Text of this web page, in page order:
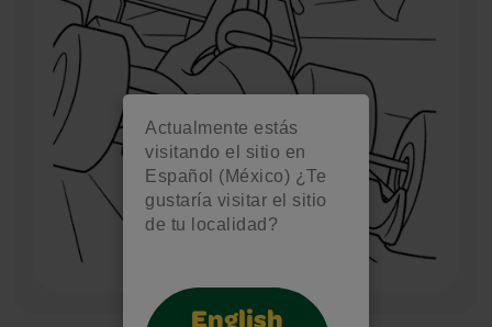
Actualmente estás
visitando el sitio en
Español (México) ¿Te
gustaría visitar el sitio
de tu localidad?